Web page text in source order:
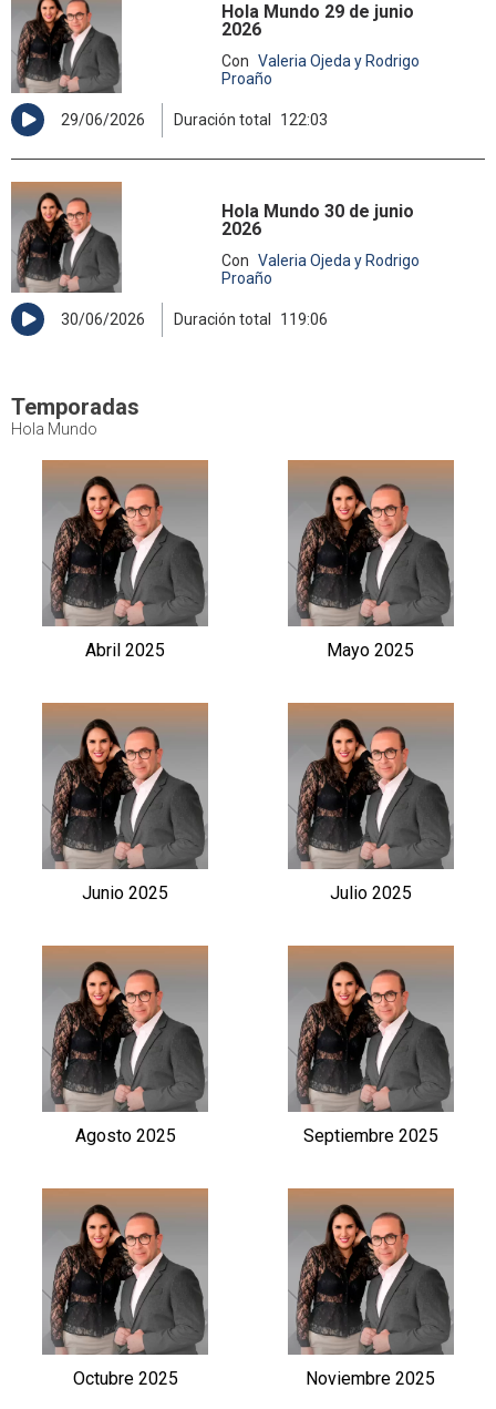
Hola Mundo 29 de junio
2026
Con Valeria Ojeda y Rodrigo
Proaño
29/06/2026 Duración total 122:03
Hola Mundo 30 de junio
2026
Con Valeria Ojeda y Rodrigo
Proaño
30/06/2026 Duración total 119:06
Temporadas
Hola Mundo
Abril 2025 Mayo 2025
Junio 2025 Julio 2025
Agosto 2025 Septiembre 2025
Octubre 2025 Noviembre 2025